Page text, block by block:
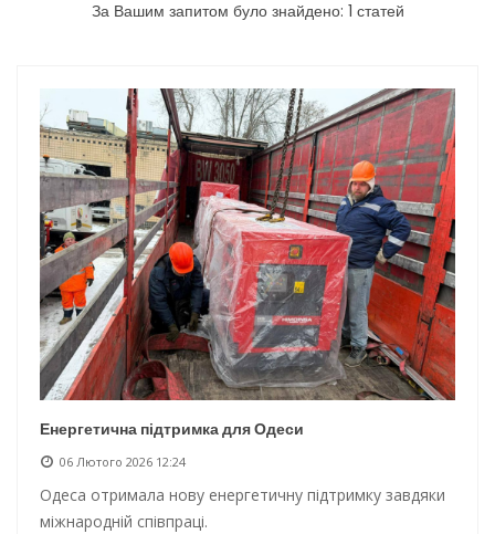
Новини з Зимової школи інсульту в Швейцарії
Нічна атака на Одесу: наслідки обстрілу
Енергетична підтримка для Одеси
За Вашим запитом було знайдено: 1 статей
Енергетична підтримка для Одеси
06 Лютого 2026 12:24
Одеса отримала нову енергетичну підтримку завдяки
міжнародній співпраці.